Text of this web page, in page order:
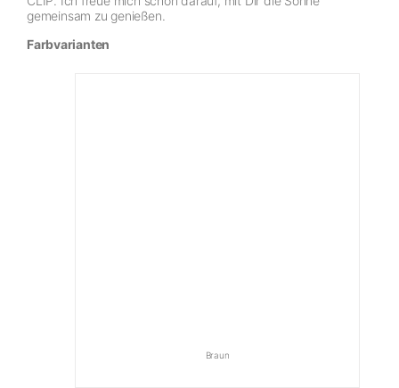
gemeinsam zu genießen.
Farbvarianten
Braun